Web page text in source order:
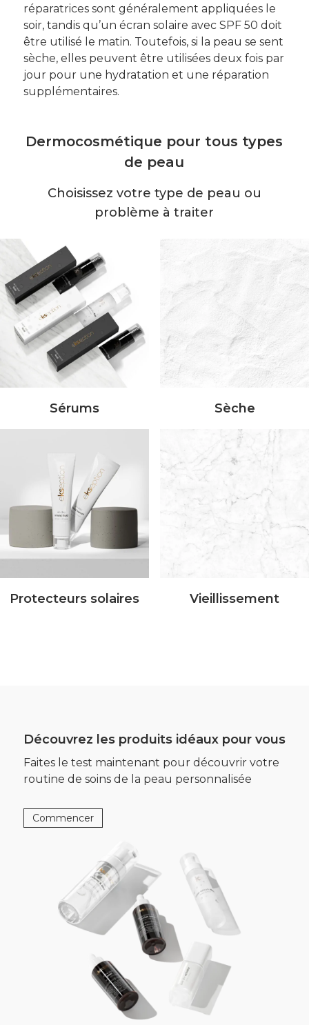
réparatrices sont généralement appliquées le
soir, tandis qu’un écran solaire avec SPF 50 doit
être utilisé le matin. Toutefois, si la peau se sent
sèche, elles peuvent être utilisées deux fois par
jour pour une hydratation et une réparation
supplémentaires.
Dermocosmétique pour tous types
de peau
Choisissez votre type de peau ou
problème à traiter
Sérums Sèche
Protecteurs solaires Vieillissement
Découvrez les produits idéaux pour vous
Faites le test maintenant pour découvrir votre
routine de soins de la peau personnalisée
Commencer